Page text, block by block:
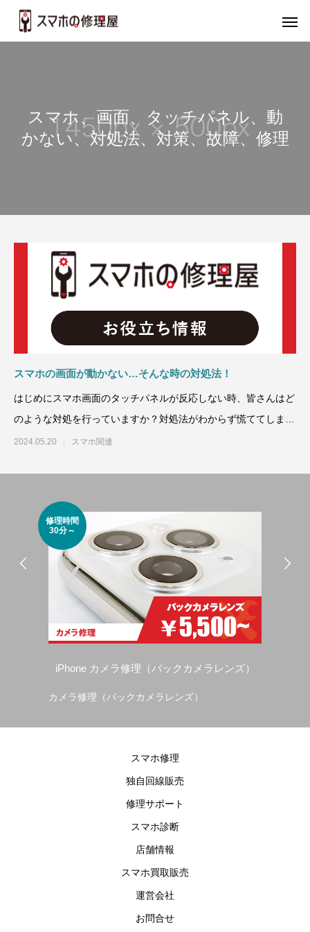
バッテリー
スマホ、画面、タッチパネル、動
かない、対処法、対策、故障、修理
スマホの画面が動かない…そんな時の対処法！
はじめにスマホ画面のタッチパネルが反応しない時、皆さんはど
のような対処を行っていますか？対処法がわからず慌ててしまう
人も少なくな
2024.05.20 スマホ関連
修理時間
30分～
iPhone カメラ修理（バックカメラレンズ）
カメラ修理（バックカメラレンズ）
スマホ修理
独自回線販売
修理サポート
スマホ診断
店舗情報
スマホ買取販売
運営会社
お問合せ